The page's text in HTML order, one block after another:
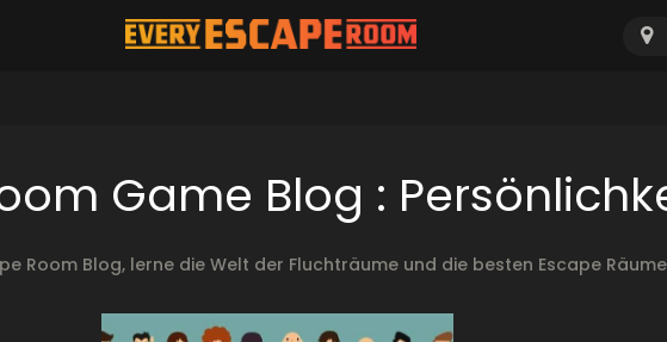
Game Blog :
Room Blog, lerne die Welt der Fluchträume und die besten Escape